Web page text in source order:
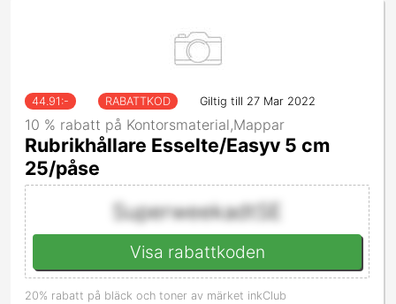
44.91 :- RABATTKOD Giltig till 27 Mar 2022
10 % rabatt på Kontorsmaterial,Mappar
Rubrikhållare Esselte/Easyv 5 cm
25/påse
SuperweekadtSE
Visa rabattkoden
20% rabatt på bläck och toner av märket inkClub